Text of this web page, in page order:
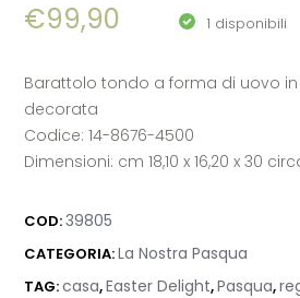
€99,90 1 disponibili
Barattolo tondo a forma di uovo
decorata
Codice: 14-8676-4500
Dimensioni: cm 18,10 x 16,20 x 30
COD:39805
CATEGORIA:La Nostra Pasqua
TAG:casa,Easter Delight,Pasqua,